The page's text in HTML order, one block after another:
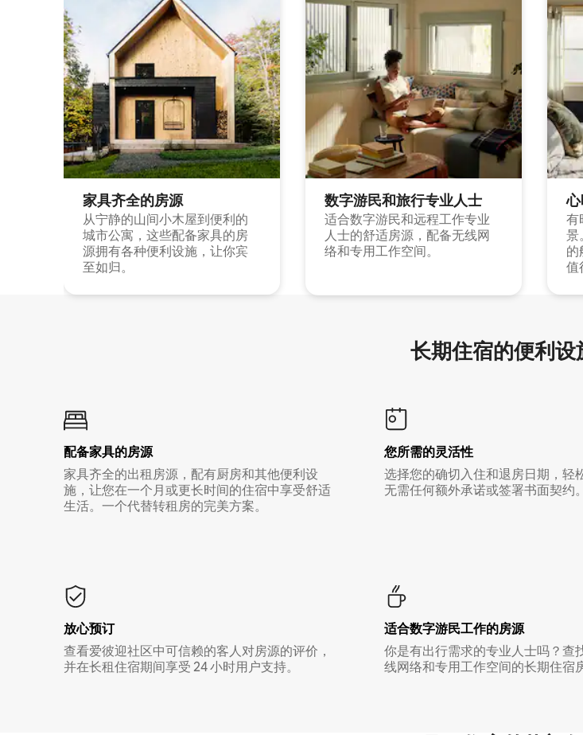
家具齐全的房源
从宁静的山间小木屋到便利的
城市公寓，这些配备家具的房
源拥有各种便利设施，让你宾
至如归。
数字游民和旅行专业人士
适合数字游民和远程工作专业
人士的舒适房源，配备无线网
络和专用工作空间。
有
景
的
值
长期住宿的便利设
配备家具的房源
家具齐全的出租房源，配有厨房和其他便利设
施，让您在一个月或更长时间的住宿中享受舒适
生活。一个代替转租房的完美方案。
您所需的灵活性
选择您的确切入住和退房日期，轻
无需任何额外承诺或签署书面契约
放心预订
查看爱彼迎社区中可信赖的客人对房源的评价，
并在长租住宿期间享受 24 小时用户支持。
适合数字游民工作的房源
你是有出行需求的专业人士吗？查
线网络和专用工作空间的长期住宿